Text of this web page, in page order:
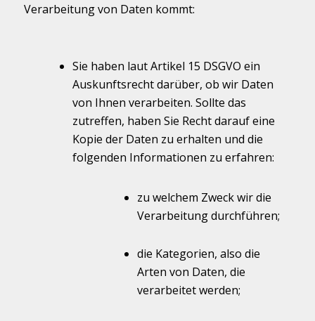
Verarbeitung von Daten kommt:
Sie haben laut Artikel 15 DSGVO ein
Auskunftsrecht darüber, ob wir Daten
von Ihnen verarbeiten. Sollte das
zutreffen, haben Sie Recht darauf eine
Kopie der Daten zu erhalten und die
folgenden Informationen zu erfahren:
zu welchem Zweck wir die
Verarbeitung durchführen;
die Kategorien, also die
Arten von Daten, die
verarbeitet werden;